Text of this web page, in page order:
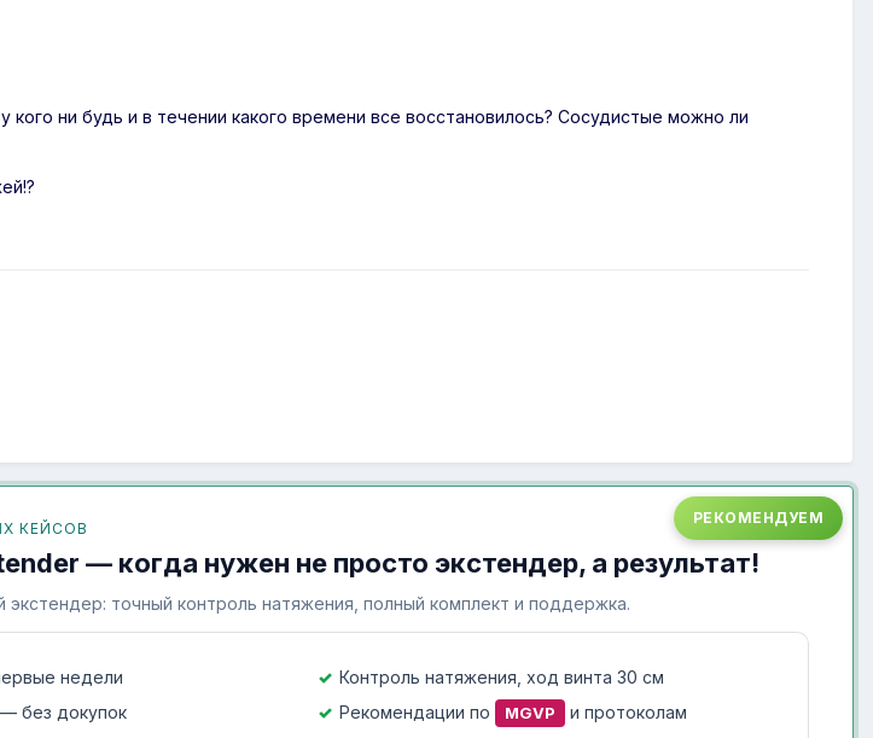
кого ни будь и в течении какого времени все восстановилось? Сосудистые можно ли
РЕКОМЕНДУЕМ
КЕЙСОВ
— когда нужен не просто экстендер, а результат!
экстендер: точный контроль натяжения, полный комплект и поддержка.
недели
Контроль натяжения, ход винта 30 см
без докупок
Рекомендации по MGVP
и протоколам